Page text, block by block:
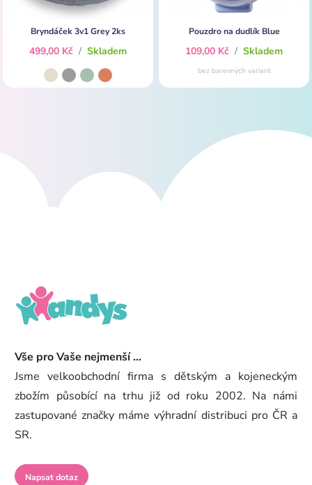
Bryndáček 3v1 Grey 2ks
499,00 Kč / Skladem
Pouzdro na dudlík Blue
109,00 Kč / Skladem
bez barevných variant
Vše pro Vaše nejmenší ...
Jsme velkoobchodní firma s dětským a kojeneckým
zbožím působící na trhu již od roku 2002. Na námi
zastupované značky máme výhradní distribuci pro ČR a
SR.
Napsat dotaz